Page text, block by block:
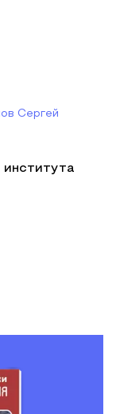
Сергей
института